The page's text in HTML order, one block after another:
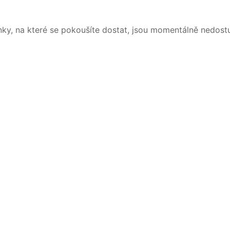
na které se pokoušíte dostat, jsou momentálně